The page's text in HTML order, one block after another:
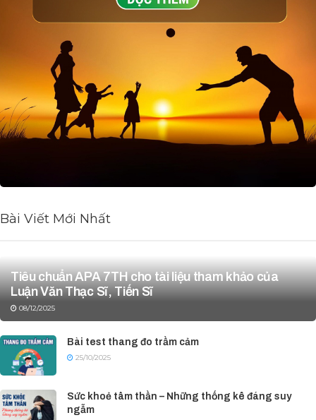
Bài Viết Mới Nhất
Tiêu chuẩn APA 7TH cho tài liệu tham khảo của
Luận Văn Thạc Sĩ, Tiến Sĩ
08/12/2025
Bài test thang đo trầm cảm
25/10/2025
Sức khoẻ tâm thần – Những thống kê đáng suy
ngẫm